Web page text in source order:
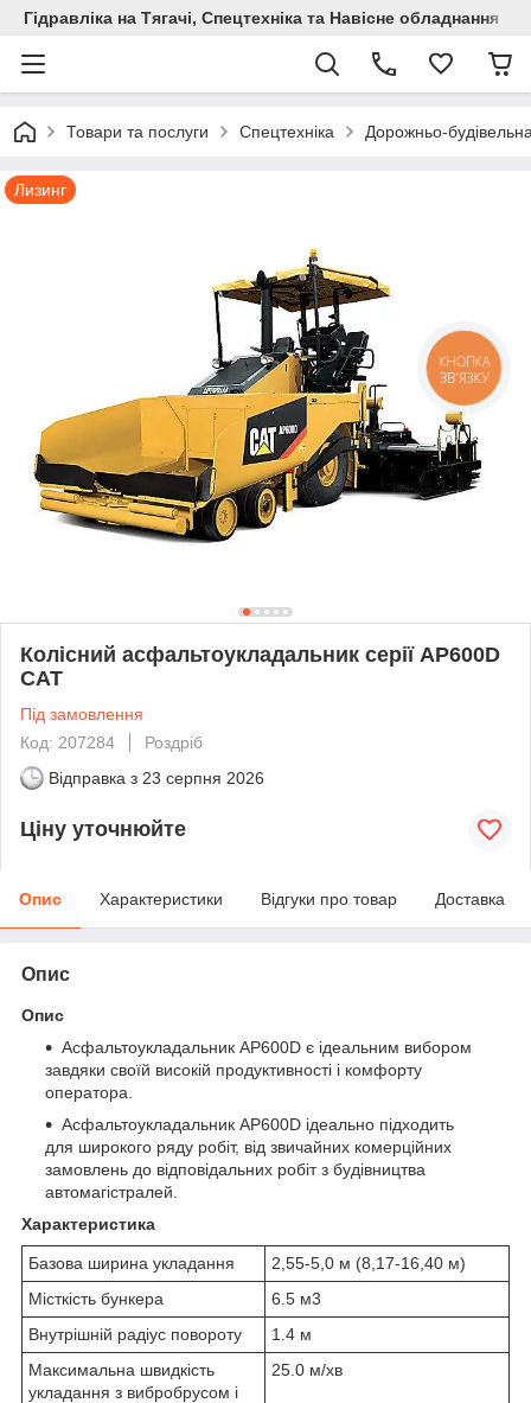
Гідравліка на Тягачі, Спецтехніка та Навісне обладнання
Товари та послуги Спецтехніка Дорожньо-
Лизинг
Колісний асфальтоукладальник серії AP600D
САТ
Під замовлення
Код: 207284
Роздріб
Відправка з 23 серпня 2026
Ціну уточнюйте
Опис Характеристики Відгуки про товар Доставка
Опис
Опис
Асфальтоукладальник AP600D є ідеальним вибором
завдяки своїй високій продуктивності і комфорту
оператора.
Асфальтоукладальник AP600D ідеально підходить
для широкого ряду робіт, від звичайних комерційних
замовлень до відповідальних робіт з будівництва
автомагістралей.
Характеристика
Базова ширина укладання
2,55-5,0 м (8,17-16,40 м)
Місткість бункера
6.5 м3
Внутрішній радіус повороту
1.4 м
Максимальна швидкість
укладання з вибробрусом і
25.0 м/хв
КНОПКА
ЗВ'ЯЗКУ